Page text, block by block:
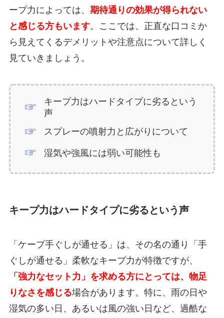
ープ力によっては、 期待通りの効果が得られない
と感じる方もいます。ここでは、正直な口コミか
ら見えてくるデメリットや注意点について詳しく
見ていきましょう。
キープ力はハードタイプに劣るという
声
スプレーの噴射力と広がりについて
湿気や強風には弱い可能性も
キープ力はハードタイプに劣るという声
「ケープ手ぐしが通せる」は、その名の通り「手
ぐしが通せる」柔軟なキープ力が特徴ですが、
「強力なセット力」を求める方にとっては、物足
りなさを感じる場合があります。特に、雨の日や
湿気の多い日、あるいは風の強い日など、過酷な